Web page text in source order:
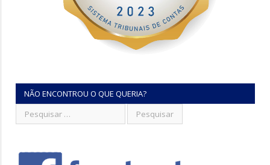
NÃO ENCONTROU O QUE QUERIA?